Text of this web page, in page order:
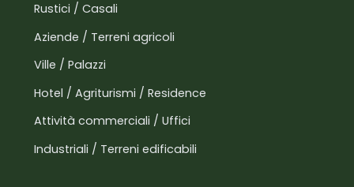
Rustici / Casali
Aziende / Terreni agricoli
Ville / Palazzi
Hotel / Agriturismi / Residence
Attività commerciali / Uffici
Industriali / Terreni edificabili